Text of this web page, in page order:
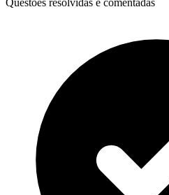
Questões resolvidas e comentadas